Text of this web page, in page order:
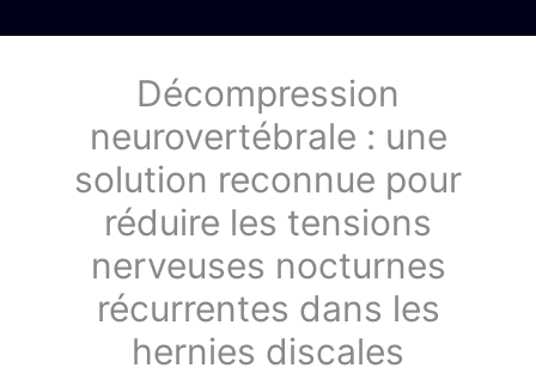
Décompression
neurovertébrale : une
solution reconnue pour
réduire les tensions
nerveuses nocturnes
récurrentes dans les
hernies discales